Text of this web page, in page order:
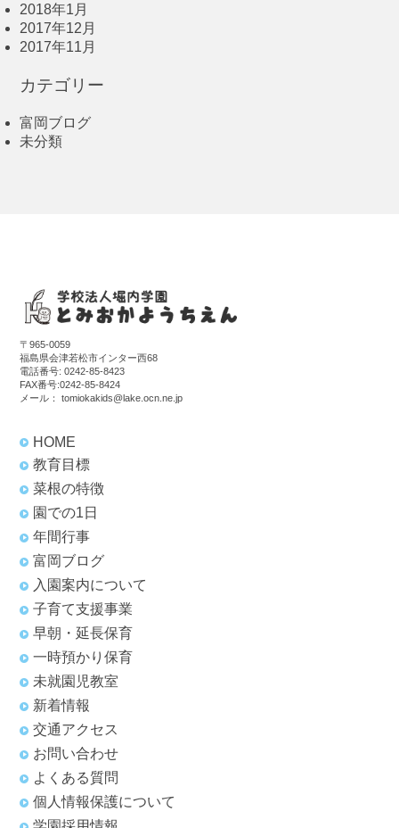
2018年1月
2017年12月
2017年11月
カテゴリー
富岡ブログ
未分類
〒965-0059
福島県会津若松市インター西68
電話番号:0242-85-8423
FAX番号:0242-85-8424
メール：tomiokakids@lake.ocn.ne.jp
HOME
教育目標
菜根の特徴
園での1日
年間行事
富岡ブログ
入園案内について
子育て支援事業
早朝・延長保育
一時預かり保育
未就園児教室
新着情報
交通アクセス
お問い合わせ
よくある質問
個人情報保護について